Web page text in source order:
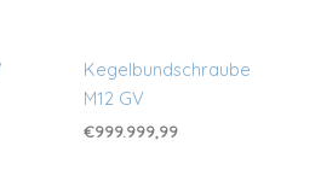
Kegelbundschraube
M12 GV
€999.999,99